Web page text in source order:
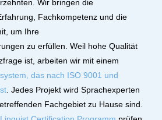
Wir bringen die
Fachkompetenz und die
um Ihre
zu erfüllen. Weil hohe Qualität
ist, arbeiten wir mit einem
das nach ISO 9001 und
. Jedes Projekt wird Sprachexperten
Fachgebiet zu Hause sind.